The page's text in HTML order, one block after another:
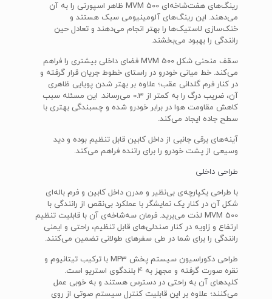
رینگ‌های هفت‌شاخه‌ای MVM 500 ظاهر اسپورتی را به آن
می‌دهند. این رینگ‌های آلومینیومی سبک هستند و
خنک‌سازی لاستیک‌ها را بهتر انجام می‌دهند و تعادل حین
رانندگی را بهبود می‌بخشند.
سقف منحنی شکل MVM 500 فضای داخلی بیشتری را فراهم
می‌کند. خط میانی خودرو در راستای خطوط جریان قرار گرفته و
در کنار فرم گلدانی عقب؛ علاوه بر بهتر شدن پویایی ظاهری
آن، ضریب درگ را به کمتر از 0.3 می‌رساند. این مسئله سبب
کاهش مقاومت هوا در برابر خودرو شده و چسبندگی بهتری با
سطح جاده ایجاد می‌کند.
آینه‌های برقی جانبی از داخل کابین قابل تنظیم بوده و دید
وسیعی از پشت خودرو را برای راننده فراهم می‌کند.
طراحی داخلی
با طراحی یکپارچه‌ی بی‌نظیر و مدرن داخل کابین و فرم باله‌ای
شکل آن در کنار یک نمایشگر با عملکرد بی‌نقص از رانندگی با
MVM 500 لذت می‌برید. فرمان سه‌شاخه‌ی آن با قابلیت تنظیم
ارتفاع و زاویه در کنار صندلی‌های قابل تنظیم، راحتی و ایمنی
رانندگی را برای شما در طی سفرهای طولانی تضمین می‌کنند.
طراحی دکوراسیون سیستم پخش MP3 با ترکیب تیتانیوم و
نقره صورت گرفته و مجهز به 4 بلندگوی استریو است.
کلیدهای آن به راحتی در دسترس هستند و به خوبی عمل
می‌کنند؛ علاوه بر این قابلیت کنترل سیستم صوتی از روی